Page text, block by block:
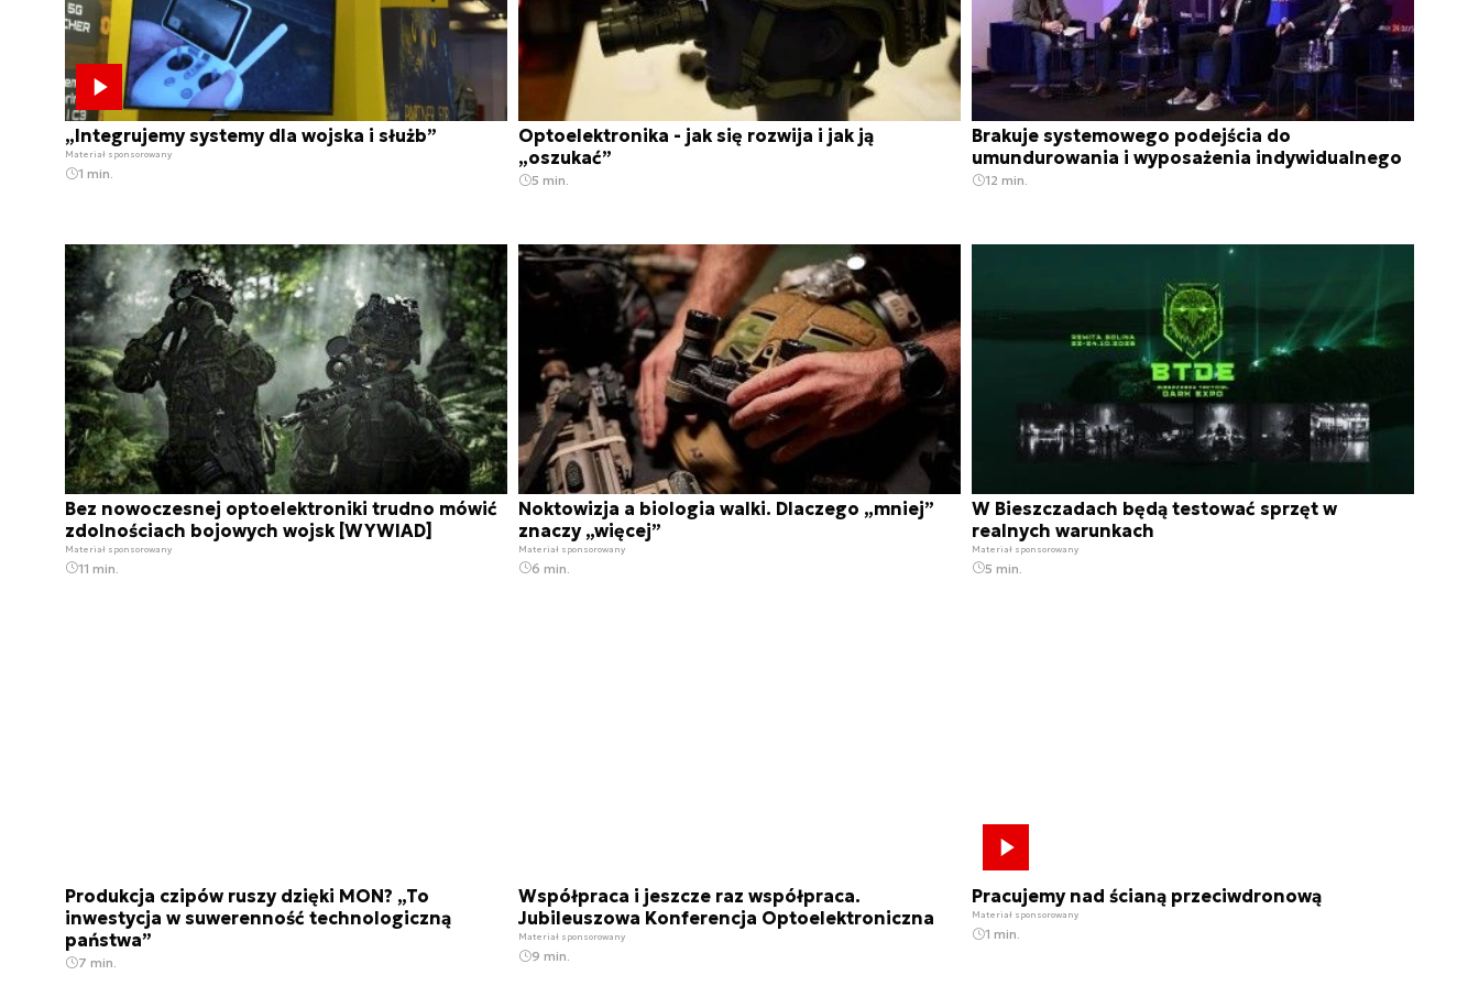
„Integrujemy systemy dla wojska i służb”
Materiał sponsorowany
1 min.
Optoelektronika - jak się rozwija i jak ją
„oszukać”
5 min.
Brakuje systemowego podejścia do
umundurowania i wyposażenia indywidualnego
12 min.
Bez nowoczesnej optoelektroniki trudno mówić
zdolnościach bojowych wojsk [WYWIAD]
Materiał sponsorowany
11 min.
Noktowizja a biologia walki. Dlaczego „mniej”
znaczy „więcej”
Materiał sponsorowany
6 min.
W Bieszczadach będą testować sprzęt w
realnych warunkach
Materiał sponsorowany
5 min.
Produkcja czipów ruszy dzięki MON? „To
inwestycja w suwerenność technologiczną
państwa”
7 min.
Współpraca i jeszcze raz współpraca.
Jubileuszowa Konferencja Optoelektroniczna
Materiał sponsorowany
9 min.
Pracujemy nad ścianą przeciwdronową
Materiał sponsorowany
1 min.